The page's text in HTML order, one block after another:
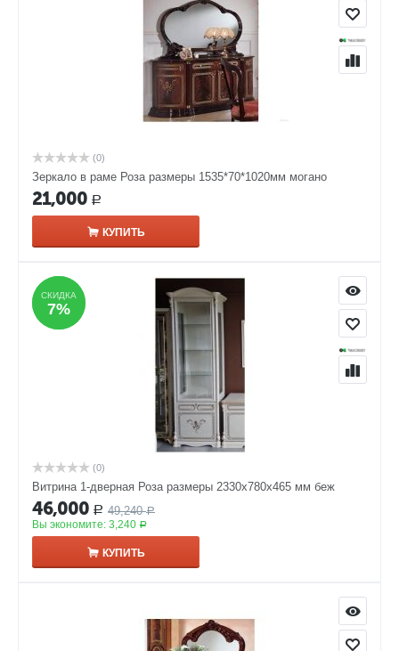
(0)
Зеркало в раме Роза размеры 1535*70*1020мм могано
21,000 Р
КУПИТЬ
СКИДКА
7%
СКИДКА
7%
(0)
Витрина 1-дверная Роза размеры 2330x780x465 мм беж
46,000 Р 49,240 Р
Вы экономите: 3,240 Р
КУПИТЬ